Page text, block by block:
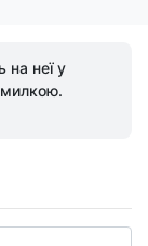
на неї у